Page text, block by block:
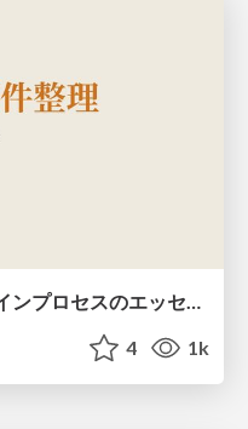
UI生成の鍵は要件整理 -デザインプロセスのエッセンスを プロンプト作成に取り入れよう-
4 1k